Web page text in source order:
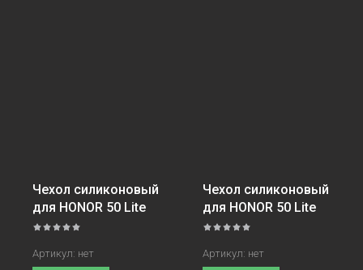
Чехол силиконовый
для HONOR 50 Lite
Артикул: нет
Чехол силиконовый
для HONOR 50 Lite
Артикул: нет